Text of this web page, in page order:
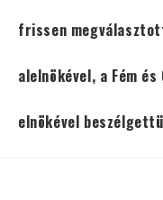
frissen
alelnökével, a Fém
elnökével